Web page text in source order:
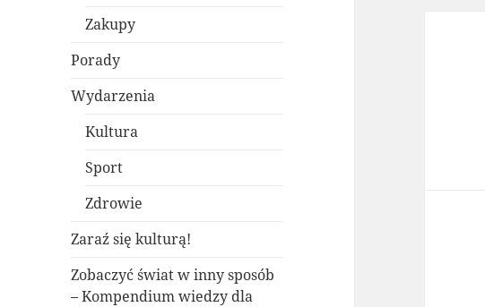
Zakupy
Porady
Wydarzenia
Kultura
Sport
Zdrowie
Zaraź się kulturą!
Zobaczyć świat w inny sposób
– Kompendium wiedzy dla